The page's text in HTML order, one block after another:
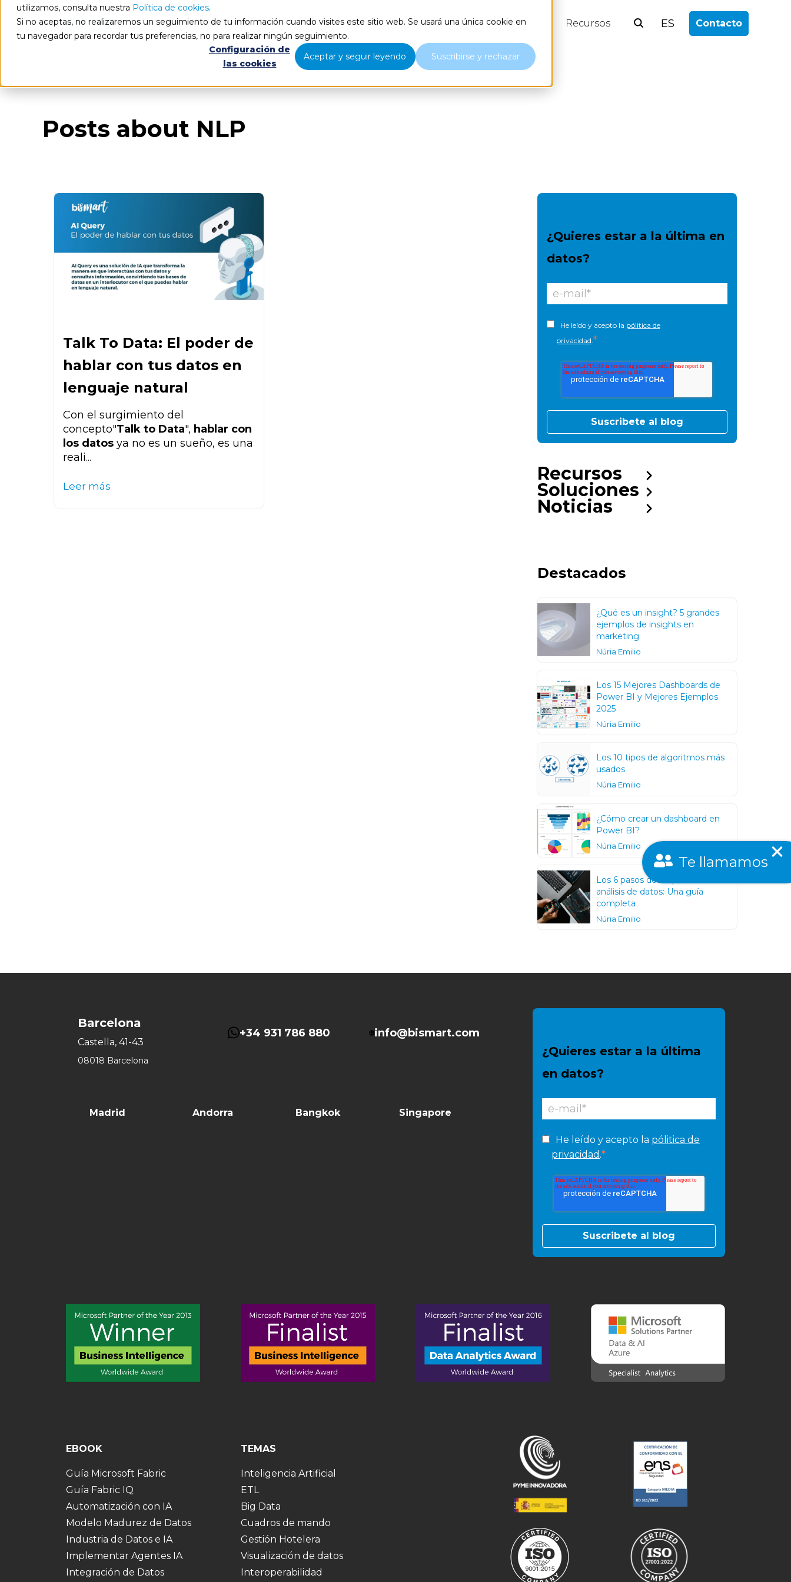
utilizamos, consulta nuestra Política de cookies.
Si no aceptas, no realizaremos un seguimiento de tu información cuando visites este sitio web. Se usará una única cookie en
tu navegador para recordar tus preferencias, no para realizar ningún seguimiento.
Configuración de
las cookies
Aceptar y seguir leyendo Suscribirse y rechazar
Qué hacemos Nosotros Blog Recursos ES Contacto
Posts about NLP
Talk To Data: El poder de
hablar con tus datos en
lenguaje natural
Con el surgimiento del
concepto"Talk to Data", hablar con
los datos ya no es un sueño, es una
reali...
Leer más
¿Quieres estar a la última en
datos?
He leído y acepto la pólitica de
privacidad *
Recursos
Soluciones
Noticias
Destacados
¿Qué es un insight? 5 grandes
ejemplos de insights en
marketing
Núria Emilio
Los 15 Mejores Dashboards de
Power BI y Mejores Ejemplos
2025
Núria Emilio
Los 10 tipos de algoritmos más
usados
Núria Emilio
¿Cómo crear un dashboard en
Power BI?
Núria Emilio
Los 6 pasos de un proceso de un
análisis de datos: Una guía
completa
Núria Emilio
Te llamamos
Barcelona
Castella, 41-43
08018 Barcelona
+34 931 786 880 info@bismart.com
Madrid Andorra Bangkok Singapore
¿Quieres estar a la última
en datos?
He leído y acepto la pólitica de
privacidad .*
EBOOK
Guía Microsoft Fabric
Guía Fabric IQ
Automatización con IA
Modelo Madurez de Datos
Industria de Datos e IA
Implementar Agentes IA
Integración de Datos
TEMAS
Inteligencia Artificial
ETL
Big Data
Cuadros de mando
Gestión Hotelera
Visualización de datos
Interoperabilidad